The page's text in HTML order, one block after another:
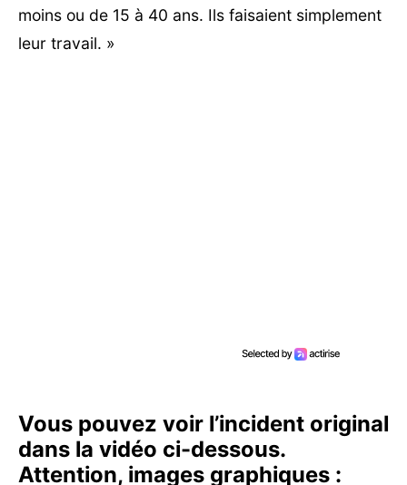
moins ou de 15 à 40 ans. Ils faisaient simplement
leur travail. »
Vous pouvez voir l’incident original
dans la vidéo ci-dessous.
Attention, images graphiques :